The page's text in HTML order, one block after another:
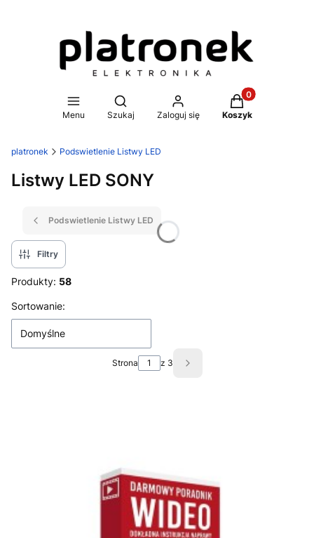
Menu
Otwórz wyszukiwarkę
Szukaj Zaloguj się
Produkty w
Koszyk
platronek Podswietlenie Listwy LED
Listwy LED SONY
Podswietlenie Listwy LED
Filtry
Produkty: 58
Lista produktów
Sortowanie:
Domyślne
Strona z 3 Następne produkty